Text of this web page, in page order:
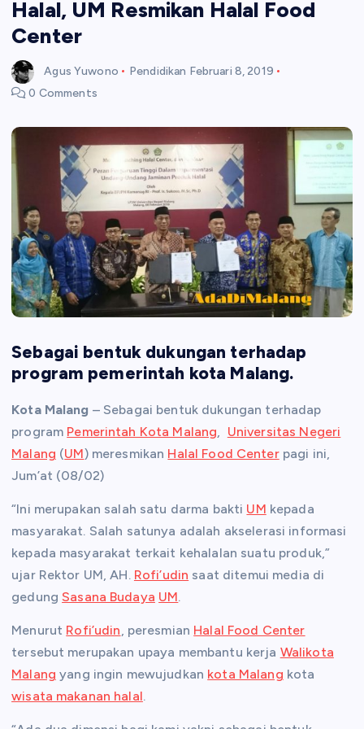
Halal, UM Resmikan Halal Food
Center
Agus Yuwono Pendidikan Februari 8, 2019
0 Comments
Sebagai bentuk dukungan terhadap
program pemerintah kota Malang.
Kota Malang – Sebagai bentuk dukungan terhadap
program Pemerintah Kota Malang
Universitas Negeri
Malang (UM) meresmikan Halal Food Centerpagi ini,
Jum’at (08/02)
“Ini merupakan salah satu darma bakti UM kepada
masyarakat. Salah satunya adalah akselerasi informasi
kepada masyarakat terkait kehalalan suatu produk,”
ujar Rektor UM, AH. Rofi’udin saat ditemui media di
gedungSasana Budaya UM.
Menurut Rofi’udin , peresmian Halal Food Center
tersebut merupakan upaya membantu kerja Walikota
Malang yang ingin mewujudkan kota Malang kota
wisata makanan halal.